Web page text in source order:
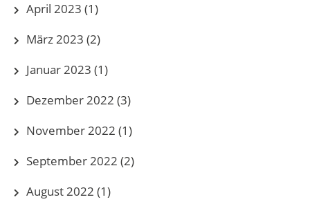
April 2023 (1)
März 2023 (2)
Januar 2023 (1)
Dezember 2022 (3)
November 2022 (1)
September 2022 (2)
August 2022 (1)